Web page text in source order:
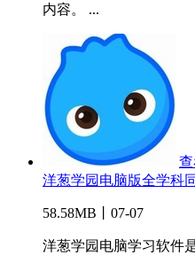
内容。 ...
洋葱学园电脑版全学科
58.58MB丨07-07
洋葱学园电脑学习软件